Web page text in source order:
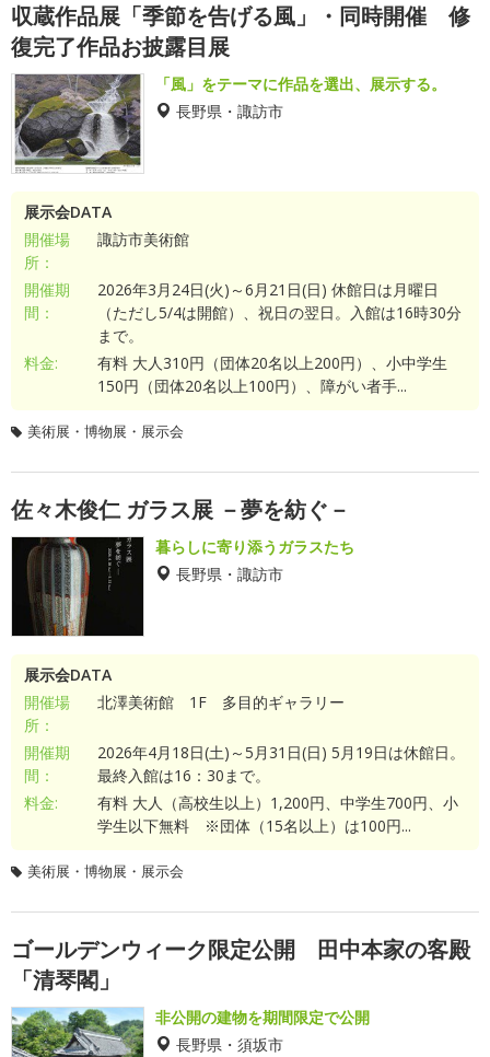
収蔵作品展「季節を告げる風」・同時開催 修
復完了作品お披露目展
「風」をテーマに作品を選出、展示する。
長野県・諏訪市
展示会DATA
開催場
所：
諏訪市美術館
開催期
間：
2026年3月24日(火)～6月21日(日) 休館日は月曜日
（ただし5/4は開館）、祝日の翌日。入館は16時30分
まで。
料金:
有料 大人310円（団体20名以上200円）、小中学生
150円（団体20名以上100円）、障がい者手...
美術展・博物展・展示会
佐々木俊仁 ガラス展 －夢を紡ぐ－
暮らしに寄り添うガラスたち
長野県・諏訪市
展示会DATA
開催場
所：
北澤美術館 1F 多目的ギャラリー
開催期
間：
2026年4月18日(土)～5月31日(日) 5月19日は休館日。
最終入館は16：30まで。
料金:
有料 大人（高校生以上）1,200円、中学生700円、小
学生以下無料 ※団体（15名以上）は100円...
美術展・博物展・展示会
ゴールデンウィーク限定公開 田中本家の客殿
「清琴閣」
非公開の建物を期間限定で公開
長野県・須坂市